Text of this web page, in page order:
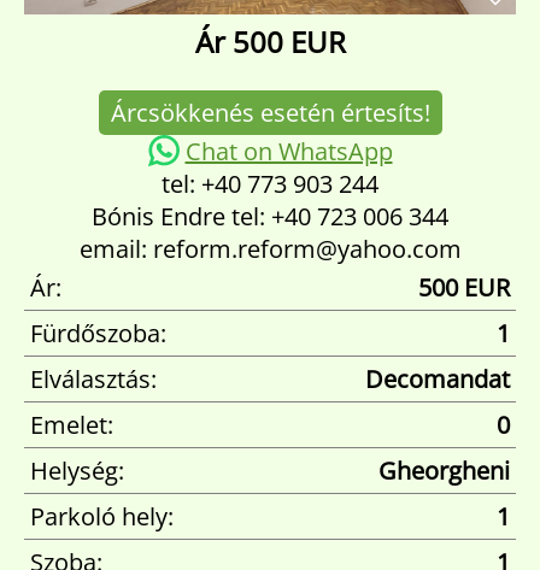
Ár500 EUR
Árcsökkenés esetén értesíts!
Chat on WhatsApp
tel: +40 773 903 244
Bónis Endre tel: +40 723 006 344
email: reform.reform@yahoo.com
Ár:
500 EUR
Fürdőszoba:
1
Elválasztás:
Decomandat
Emelet:
0
Helység:
Gheorgheni
Parkoló hely:
1
Szoba:
1